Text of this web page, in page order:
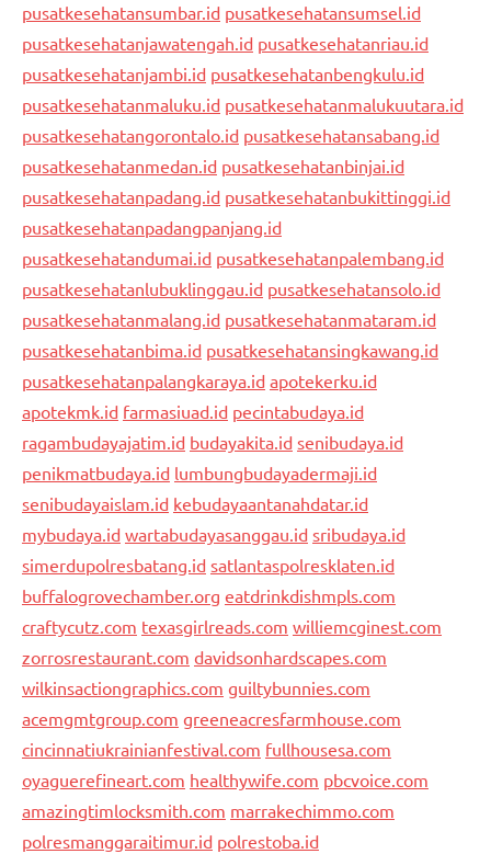
pusatkesehatansumbar.id pusatkesehatansumsel.id
pusatkesehatanjawatengah.id pusatkesehatanriau.id
pusatkesehatanjambi.id pusatkesehatanbengkulu.id
pusatkesehatanmaluku.id pusatkesehatanmalukuutara.id
pusatkesehatangorontalo.id pusatkesehatansabang.id
pusatkesehatanmedan.id pusatkesehatanbinjai.id
pusatkesehatanpadang.id pusatkesehatanbukittinggi.id
pusatkesehatanpadangpanjang.id
pusatkesehatandumai.id pusatkesehatanpalembang.id
pusatkesehatanlubuklinggau.id pusatkesehatansolo.id
pusatkesehatanmalang.id pusatkesehatanmataram.id
pusatkesehatanbima.id pusatkesehatansingkawang.id
pusatkesehatanpalangkaraya.id apotekerku.id
apotekmk.id farmasiuad.id pecintabudaya.id
ragambudayajatim.id budayakita.id senibudaya.id
penikmatbudaya.id lumbungbudayadermaji.id
senibudayaislam.id kebudayaantanahdatar.id
mybudaya.id wartabudayasanggau.id sribudaya.id
simerdupolresbatang.id satlantaspolresklaten.id
buffalogrovechamber.org eatdrinkdishmpls.com
craftycutz.com texasgirlreads.com williemcginest.com
zorrosrestaurant.com davidsonhardscapes.com
wilkinsactiongraphics.com guiltybunnies.com
acemgmtgroup.com greeneacresfarmhouse.com
cincinnatiukrainianfestival.com fullhousesa.com
oyaguerefineart.com healthywife.com pbcvoice.com
amazingtimlocksmith.com marrakechimmo.com
polresmanggaraitimur.id polrestoba.id